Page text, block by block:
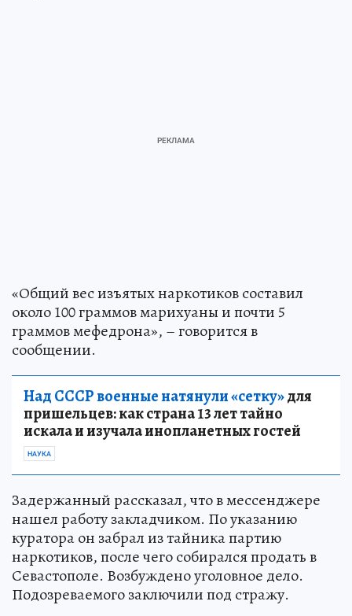
«Общий вес изъятых наркотиков составил
около 100 граммов марихуаны и почти 5
граммов мефедрона», – говорится в
сообщении.
Над СССР военные натянули «сетку»для
пришельцев: как страна 13 лет тайно
искала и изучала инопланетных гостей
НАУКА
Задержанный рассказал, что в мессенджере
нашел работу закладчиком. По указанию
куратора он забрал из тайника партию
наркотиков, после чего собирался продать в
Севастополе. Возбуждено уголовное дело.
Подозреваемого заключили под стражу.